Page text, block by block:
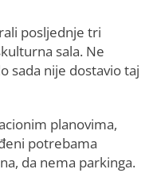
posljednje tri
sala. Ne
sada nije dostavio taj
planovima,
potrebama
da nema parkinga.